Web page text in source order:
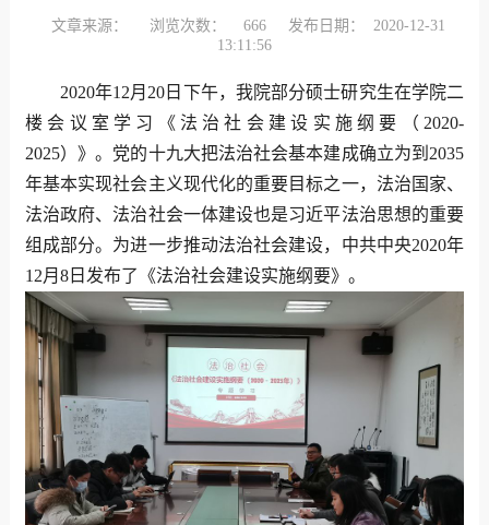
文章来源： 浏览次数： 666 发布日期：
2020-12-31
13:11:56
2020年12月 20 日下午，我院部分硕士研究生在学院二
楼会议室学习《法治社会建设实施纲要（ 2020-
2025）》。党的十九大把法治社会基本建成确立为到 2035
年基本实现社会主义现代化的重要目标之一，法治国家、
法治政府、法治社会一体建设也是习近平法治思想的重要
组成部分。为进一步推动法治社会建设，中共中央2020年
12月 8日发布了《法治社会建设实施纲要》。